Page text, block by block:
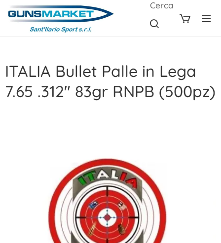
Cerca
ITALIA Bullet Palle in Lega
7.65 .312" 83gr RNPB (500pz)